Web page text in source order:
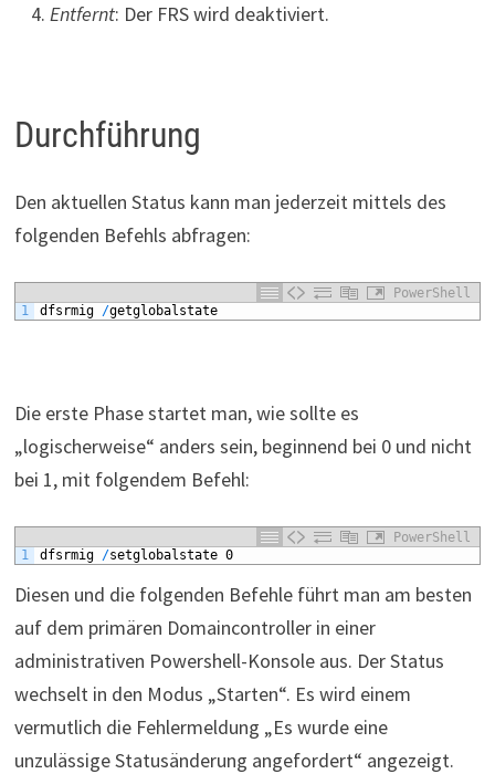
Entfernt: Der FRS wird deaktiviert.
Durchführung
Den aktuellen Status kann man jederzeit mittels des
folgenden Befehls abfragen:
PowerShell
1
dfsrmig /getglobalstate
Die erste Phase startet man, wie sollte es
„logischerweise“ anders sein, beginnend bei 0 und nicht
bei 1, mit folgendem Befehl:
PowerShell
1
dfsrmig /setglobalstate 0
Diesen und die folgenden Befehle führt man am besten
auf dem primären Domaincontroller in einer
administrativen Powershell-Konsole aus. Der Status
wechselt in den Modus „Starten“. Es wird einem
vermutlich die Fehlermeldung „Es wurde eine
unzulässige Statusänderung angefordert“ angezeigt.